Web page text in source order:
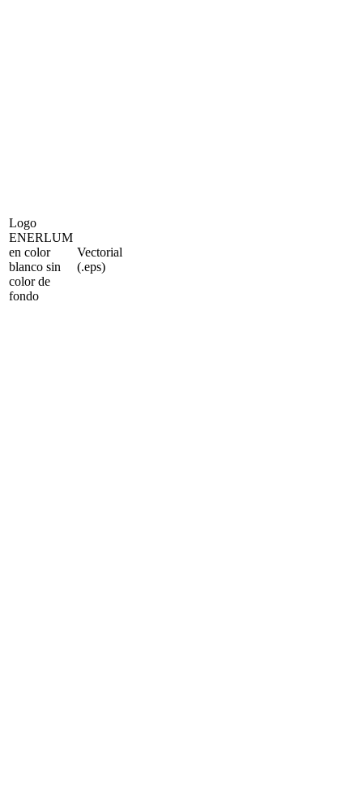
Logo
ENERLUM
en color
blanco sin
color de
fondo
Vectorial
(.eps)